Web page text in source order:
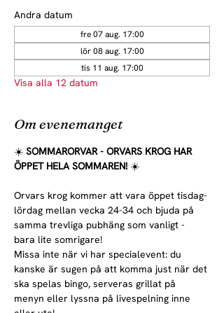
Andra datum
fre 07 aug. 17:00
lör 08 aug. 17:00
tis 11 aug. 17:00
Visa alla 12 datum
Om evenemanget
☀️ SOMMARORVAR - ORVARS KROG HAR
ÖPPET HELA SOMMAREN! ☀️
Orvars krog kommer att vara öppet tisdag-
lördag mellan vecka 24-34 och bjuda på
samma trevliga pubhäng som vanligt -
bara lite somrigare!
Missa inte när vi har specialevent: du
kanske är sugen på att komma just när det
ska spelas bingo, serveras grillat på
menyn eller lyssna på livespelning inne